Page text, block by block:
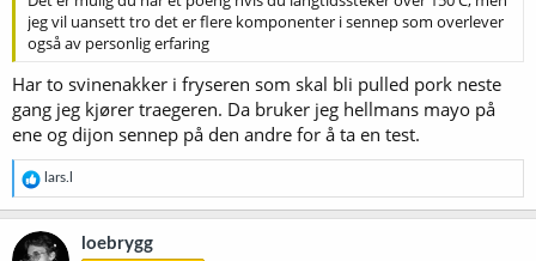
jeg vil uansett tro det er flere komponenter i sennep som overlever
også av personlig erfaring
Har to svinenakker i fryseren som skal bli pulled pork neste
gang jeg kjører traegeren. Da bruker jeg hellmans mayo på
ene og dijon sennep på den andre for å ta en test.
R
e
a
k
s
lars.l
loebrygg